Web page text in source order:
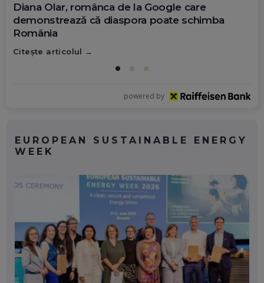
Diana Olar, românca de la Google care
demonstrează că diaspora poate schimba
România
Citește articolul
powered by
EUROPEAN SUSTAINABLE ENERGY
WEEK